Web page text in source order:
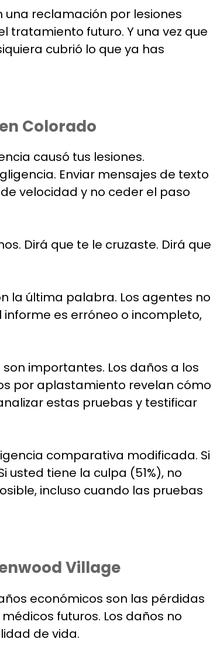
reclamación por lesiones
tratamiento futuro. Y una vez que
cubrió lo que ya has
Colorado
causó tus lesiones.
Enviar mensajes de texto
velocidad y no ceder el paso
Dirá que te le cruzaste. Dirá que
la última palabra. Los agentes no
es erróneo o incompleto,
importantes. Los daños a los
por aplastamiento revelan cómo
estas pruebas y testificar
comparativa modificada. Si
usted tiene la culpa (51%), no
incluso cuando las pruebas
Village
económicos son las pérdidas
futuros. Los daños no
de vida.